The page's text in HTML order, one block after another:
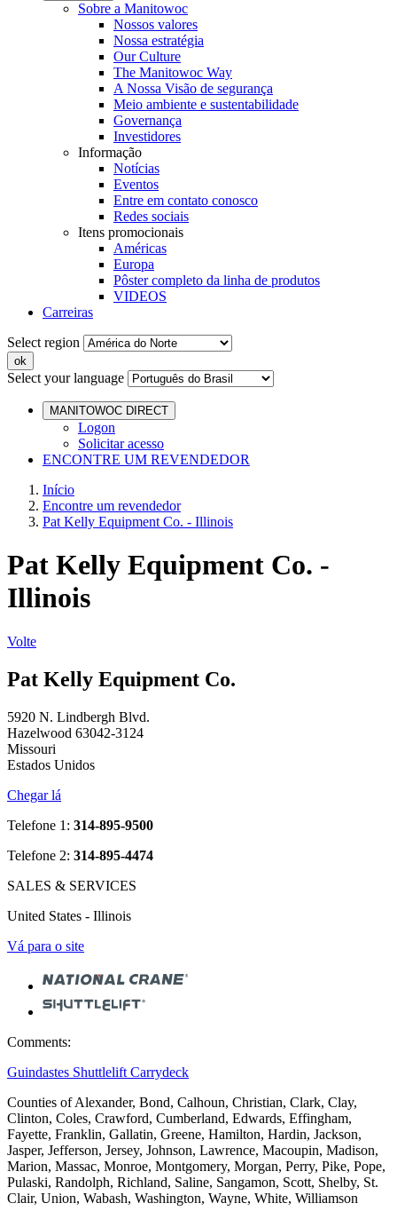
Sobre a Manitowoc
Nossos valores
Nossa estratégia
Our Culture
The Manitowoc Way
A Nossa Visão de segurança
Meio ambiente e sustentabilidade
Governança
Investidores
Informação
Notícias
Eventos
Entre em contato conosco
Redes sociais
Itens promocionais
Américas
Europa
Pôster completo da linha de produtos
VIDEOS
Carreiras
Select region
Select your language
MANITOWOC DIRECT
Logon
Solicitar acesso
ENCONTRE UM REVENDEDOR
Início
Encontre um revendedor
Pat Kelly Equipment Co. - Illinois
Pat Kelly Equipment Co. -
Illinois
Volte
Pat Kelly Equipment Co.
5920 N. Lindbergh Blvd.
Hazelwood 63042-3124
Missouri
Estados Unidos
Chegar lá
Telefone 1: 314-895-9500
Telefone 2: 314-895-4474
SALES & SERVICES
United States - Illinois
Vá para o site
Comments:
Guindastes Shuttlelift Carrydeck
Counties of Alexander, Bond, Calhoun, Christian, Clark, Clay,
Clinton, Coles, Crawford, Cumberland, Edwards, Effingham,
Fayette, Franklin, Gallatin, Greene, Hamilton, Hardin, Jackson,
Jasper, Jefferson, Jersey, Johnson, Lawrence, Macoupin, Madison,
Marion, Massac, Monroe, Montgomery, Morgan, Perry, Pike, Pope,
Pulaski, Randolph, Richland, Saline, Sangamon, Scott, Shelby, St.
Clair, Union, Wabash, Washington, Wayne, White, Williamson